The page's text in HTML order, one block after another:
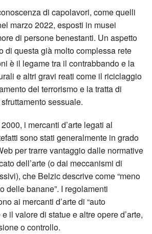
di capolavori, come quelli
marzo 2022, esposti in musei
di persone benestanti. Un aspetto
di questa già molto complessa rete
è il legame tra il contrabbando e la
e altri gravi reati come il riciclaggio
del terrorismo e la tratta di
sessuale.
i mercanti d’arte legati al
sono stati generalmente in grado
per trarre vantaggio dalle normative
dell’arte (o dai meccanismi di
che Belzic descrive come “meno
delle banane”. I regolamenti
ai mercanti d’arte di “auto
il valore di statue e altre opere d’arte,
o controllo.